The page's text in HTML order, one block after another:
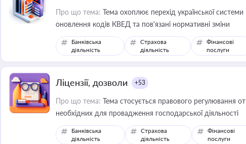
Про що тема: Тема охоплює перехід української системи
оновлення кодів КВЕД та пов'язані нормативні зміни
Банківська
діяльність
Страхова
діяльність
Фінансові
послуги
Ліцензії, дозволи +53
Про що тема: Тема стосується правового регулювання
необхідних для провадження господарської діяльності
Банківська
діяльність
Страхова
діяльність
Фінансові
послуги